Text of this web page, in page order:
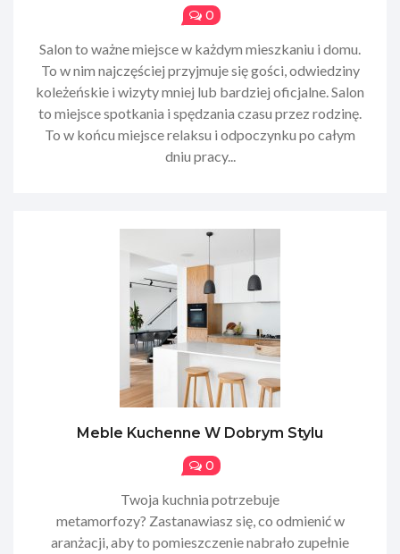
0
Salon to ważne miejsce w każdym mieszkaniu i domu.
To w nim najczęściej przyjmuje się gości, odwiedziny
koleżeńskie i wizyty mniej lub bardziej oficjalne. Salon
to miejsce spotkania i spędzania czasu przez rodzinę.
To w końcu miejsce relaksu i odpoczynku po całym
dniu pracy...
Meble Kuchenne W Dobrym Stylu
0
Twoja kuchnia potrzebuje
metamorfozy? Zastanawiasz się, co odmienić w
aranżacji, aby to pomieszczenie nabrało zupełnie